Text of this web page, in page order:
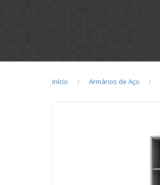
Início Armários de Aço